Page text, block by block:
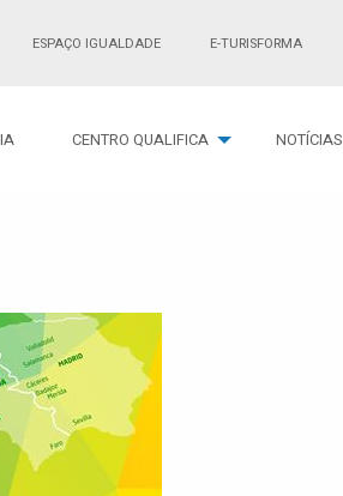
ESPAÇO IGUALDADE E-TURISFORMA
CENTRO QUALIFICA NOTÍCIAS